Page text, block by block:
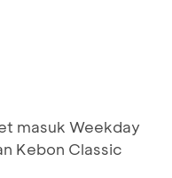
masuk Weekday
Kebon Classic